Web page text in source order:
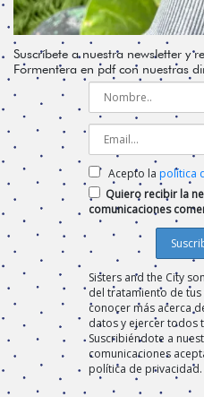
Suscríbete a nuestra newsletter y
Formentera en pdf con nuestras
Acepto la política
Quiero recibir la
comunicaciones
Sisters and the City
del tratamiento de tus
conocer más acerca
datos y ejercer todos
Suscribiéndote a
comunicaciones
política de privacidad.